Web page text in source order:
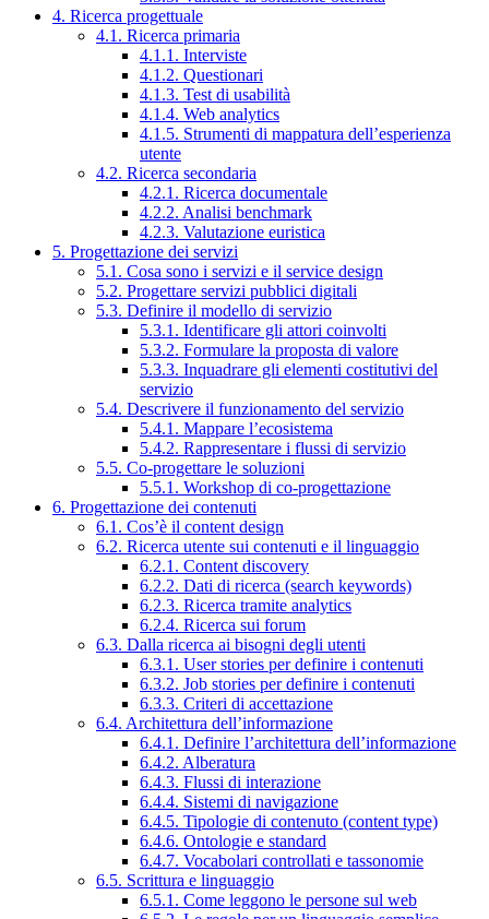
4. Ricerca progettuale
4.1. Ricerca primaria
4.1.1. Interviste
4.1.2. Questionari
4.1.3. Test di usabilità
4.1.4. Web analytics
4.1.5. Strumenti di mappatura dell’esperienza
utente
4.2. Ricerca secondaria
4.2.1. Ricerca documentale
4.2.2. Analisi benchmark
4.2.3. Valutazione euristica
5. Progettazione dei servizi
5.1. Cosa sono i servizi e il service design
5.2. Progettare servizi pubblici digitali
5.3. Definire il modello di servizio
5.3.1. Identificare gli attori coinvolti
5.3.2. Formulare la proposta di valore
5.3.3. Inquadrare gli elementi costitutivi del
servizio
5.4. Descrivere il funzionamento del servizio
5.4.1. Mappare l’ecosistema
5.4.2. Rappresentare i flussi di servizio
5.5. Co-progettare le soluzioni
5.5.1. Workshop di co-progettazione
6. Progettazione dei contenuti
6.1. Cos’è il content design
6.2. Ricerca utente sui contenuti e il linguaggio
6.2.1. Content discovery
6.2.2. Dati di ricerca (search keywords)
6.2.3. Ricerca tramite analytics
6.2.4. Ricerca sui forum
6.3. Dalla ricerca ai bisogni degli utenti
6.3.1. User stories per definire i contenuti
6.3.2. Job stories per definire i contenuti
6.3.3. Criteri di accettazione
6.4. Architettura dell’informazione
6.4.1. Definire l’architettura dell’informazione
6.4.2. Alberatura
6.4.3. Flussi di interazione
6.4.4. Sistemi di navigazione
6.4.5. Tipologie di contenuto (content type)
6.4.6. Ontologie e standard
6.4.7. Vocabolari controllati e tassonomie
6.5. Scrittura e linguaggio
6.5.1. Come leggono le persone sul web